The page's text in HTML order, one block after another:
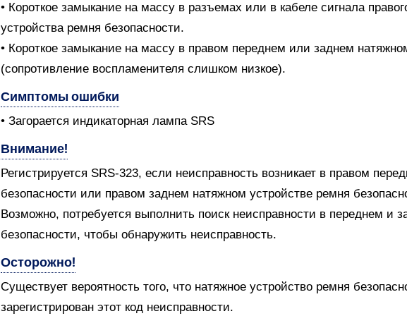
• Короткое замыкание на массу в разъемах или в кабеле сигнала
устройства ремня безопасности.
• Короткое замыкание на массу в правом переднем или заднем
(сопротивление воспламенителя слишком низкое).
Симптомы ошибки
• Загорается индикаторная лампа SRS
Внимание!
Регистрируется SRS-323, если неисправность возникает в правом
безопасности или правом заднем натяжном устройстве ремня
Возможно, потребуется выполнить поиск неисправности в переднем и
безопасности, чтобы обнаружить неисправность.
Осторожно!
Существует вероятность того, что натяжное устройство ремня
зарегистрирован этот код неисправности.